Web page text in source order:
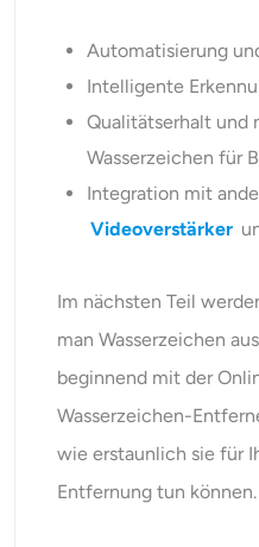
Automatisierung
Intelligente
Qualitätserhalt und
Wasserzeichen für
Integration mit
Videoverstärker
Im nächsten Teil
man Wasserzeichen
beginnend mit der
Wasserzeichen-
wie erstaunlich sie für
Entfernung tun können.